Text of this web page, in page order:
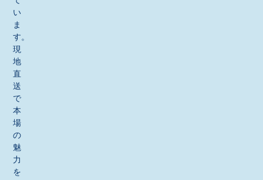
い
ま
す。
現
地
直
送
で
本
場
の
魅
力
を